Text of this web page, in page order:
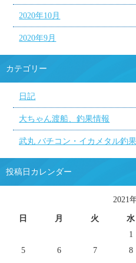
2020年10月
2020年9月
カテゴリー
日記
大ちゃん渡船、釣果情報
武丸 バチコン・イカメタル釣果
投稿日カレンダー
2021
日 月 火 水
1
5
6 7 8